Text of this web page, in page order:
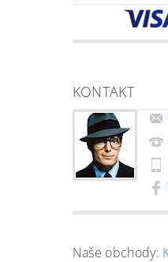
KONTAKT
Naše obchody: